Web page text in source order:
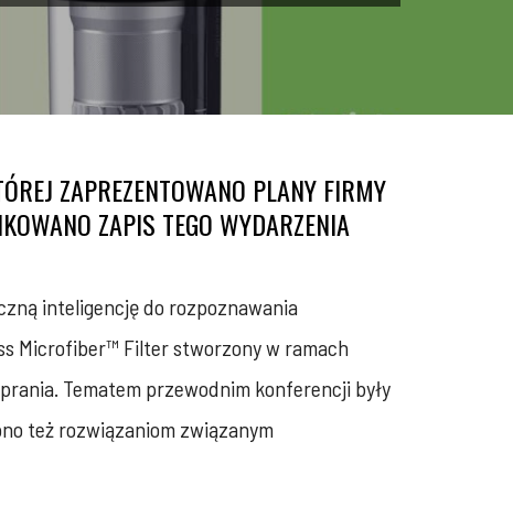
ZAPREZENTOWANO PLANY FIRMY
ZAPIS TEGO WYDARZENIA
inteligencję do rozpoznawania
Microfiber™ Filter stworzony w ramach
Tematem przewodnim konferencji były
też rozwiązaniom związanym